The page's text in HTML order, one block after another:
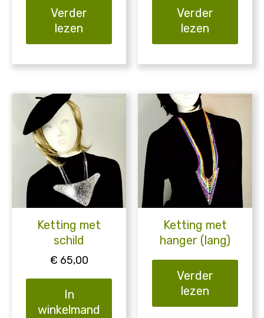
Verder
lezen
Verder
lezen
Ketting met
schild
€ 65,00
In
winkelmand
Ketting met
hanger (lang)
Verder
lezen